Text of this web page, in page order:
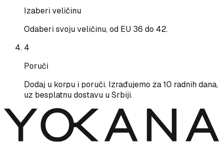
Izaberi veličinu
Odaberi svoju veličinu, od EU 36 do 42.
4
Poruči
Dodaj u korpu i poruči. Izrađujemo za 10 radnih dana,
uz besplatnu dostavu u Srbiji.